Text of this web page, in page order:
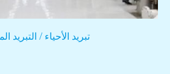
تبريد الأحياء / التبريد